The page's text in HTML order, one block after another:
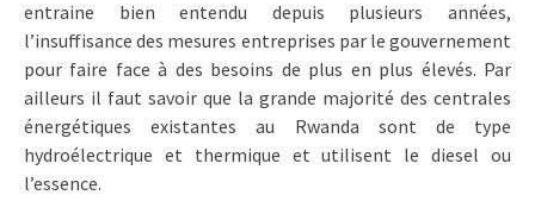
entraine bien entendu depuis plusieurs années,
l’insuffisance des mesures entreprises par le gouvernement
pour faire face à des besoins de plus en plus élevés. Par
ailleurs il faut savoir que la grande majorité des centrales
énergétiques existantes au Rwanda sont de type
hydroélectrique et thermique et utilisent le diesel ou
l’essence.